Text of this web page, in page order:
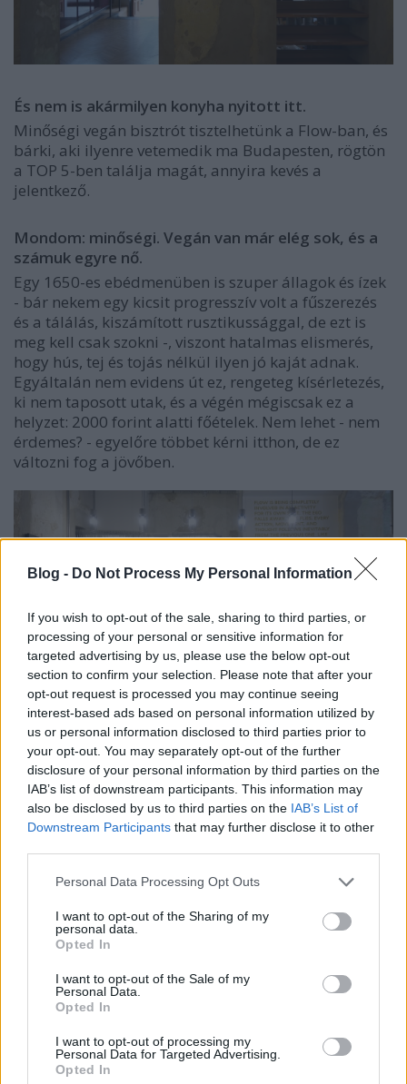
Blog - Do Not Process My Personal Information
If you wish to opt-out of the sale, sharing to third parties, or
processing of your personal or sensitive information for
targeted advertising by us, please use the below opt-out
section to confirm your selection. Please note that after your
opt-out request is processed you may continue seeing
interest-based ads based on personal information utilized by
us or personal information disclosed to third parties prior to
your opt-out. You may separately opt-out of the further
disclosure of your personal information by third parties on the
IAB’s list of downstream participants. This information may
also be disclosed by us to third parties on the IAB’s List of
Downstream Participants that may further disclose it to other
Please note that this website/app uses one or more Google
not limited to your visit or usage behaviour. You may click to
grant or deny consent to Google and its third-party tags to
use your data for below specified purposes in below Google
consent section.
Personal Data Processing Opt Outs
I want to opt-out of the Sharing of my
personal data.
Opted In
I want to opt-out of the Sale of my
Personal Data.
Opted In
I want to opt-out of processing my
Personal Data for Targeted Advertising.
Opted In
És nem is akármilyen konyha nyitott itt.
Minőségi vegán bisztrót tisztelhetünk a Flow-ban, és
bárki, aki ilyenre vetemedik ma Budapesten, rögtön
a TOP 5-ben találja magát, annyira kevés a
jelentkező.
Mondom: minőségi. Vegán van már elég sok, és a
számuk egyre nő.
Egy 1650-es ebédmenüben is szuper állagok és ízek
- bár nekem egy kicsit progresszív volt a fűszerezés
és a tálálás, kiszámított rusztikussággal, de ezt is
meg kell csak szokni -, viszont hatalmas elismerés,
hogy hús, tej és tojás nélkül ilyen jó kaját adnak.
Egyáltalán nem evidens út ez, rengeteg kísérletezés,
ki nem taposott utak, és a végén mégiscsak ez a
helyzet: 2000 forint alatti főételek. Nem lehet - nem
érdemes? - egyelőre többet kérni itthon, de ez
változni fog a jövőben.